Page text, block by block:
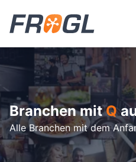
Branchen mitQ
Alle Branchen mit dem